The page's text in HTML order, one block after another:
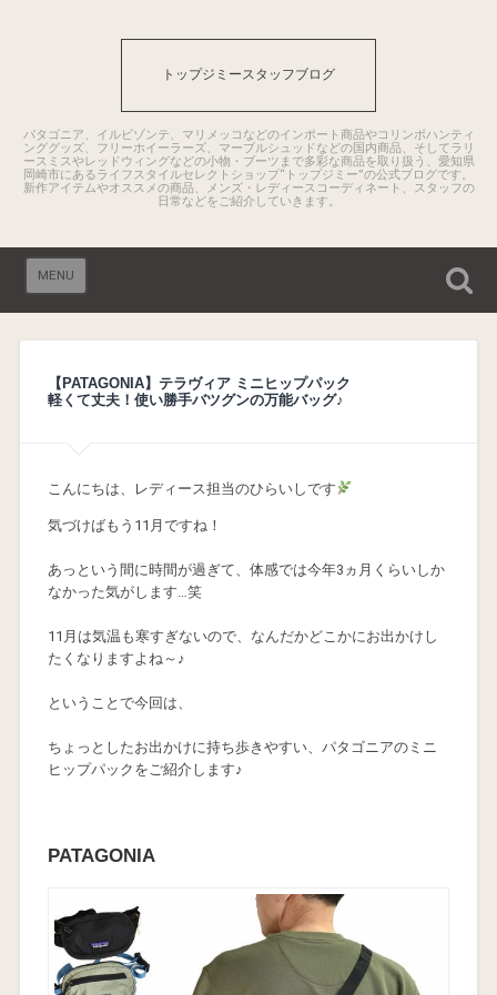
トップジミースタッフブログ
パタゴニア、イルビゾンテ、マリメッコなどのインポート商品やコリンボハンティ
ンググッズ、フリーホイーラーズ、マーブルシュッドなどの国内商品、そしてラリ
ースミスやレッドウィングなどの小物・ブーツまで多彩な商品を取り扱う、愛知県
岡崎市にあるライフスタイルセレクトショップ“トップジミー”の公式ブログです。
新作アイテムやオススメの商品、メンズ・レディースコーディネート、スタッフの
日常などをご紹介していきます。
MENU
【PATAGONIA】テラヴィア ミニヒップパック
軽くて丈夫！使い勝手バツグンの万能バッグ♪
こんにちは、レディース担当のひらいしです
気づけばもう11月ですね！
あっという間に時間が過ぎて、体感では今年3ヵ月くらいしか
なかった気がします…笑
11月は気温も寒すぎないので、なんだかどこかにお出かけし
たくなりますよね～♪
ということで今回は、
ちょっとしたお出かけに持ち歩きやすい、パタゴニアのミニ
ヒップパックをご紹介します♪
PATAGONIA